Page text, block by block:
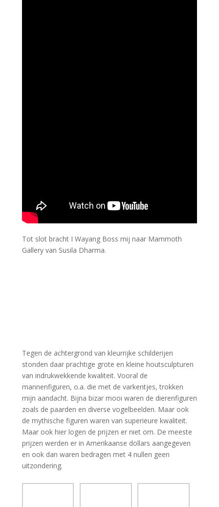
Tot slot bracht I Wayang Boss mij naar Mammoth
Gallery van Susila Dharma.
Tegen de achtergrond van kleurrijke schilderijen
stonden daar prachtige grote en kleine houtsculpturen
van indrukwekkende kwaliteit. Vooral de
mannenfiguren, o.a. die met de varkentjes, trokken
mijn aandacht. Bijna bizar mooi waren de dierenfiguren
zoals de paarden en diverse vogelbeelden. Maar ook
de mythische figuren waren van superieure kwaliteit.
Maar ook hier logen de prijzen er niet om. De meeste
prijzen werden er in Amerikaanse dollars aangegeven
en ook dan waren bedragen met 4 nullen geen
uitzondering.